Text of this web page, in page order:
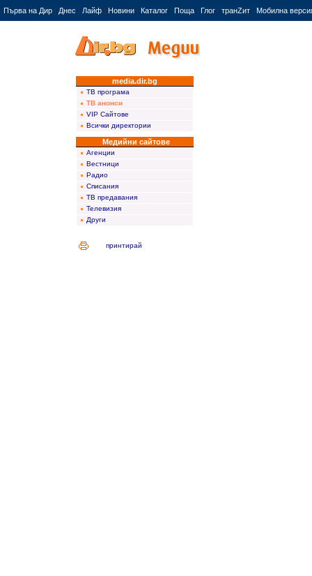
Първа на Дир | Днес | Лайф | Новини | Каталог | Поща | Глог | транZит | Мобилна
media.dir.bg
ТВ програма
ТВ анонси
VIP Сайтове
Всички директории
Медийни сайтове
Агенции
Вестници
Радио
Списания
ТВ предавания
Телевизия
Други
принтирай